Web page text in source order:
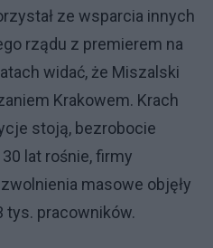
ze wsparcia innych
rządu z premierem na
widać, że Miszalski
Krakowem. Krach
stoją, bezrobocie
lat rośnie, firmy
masowe objęły
tys. pracowników.